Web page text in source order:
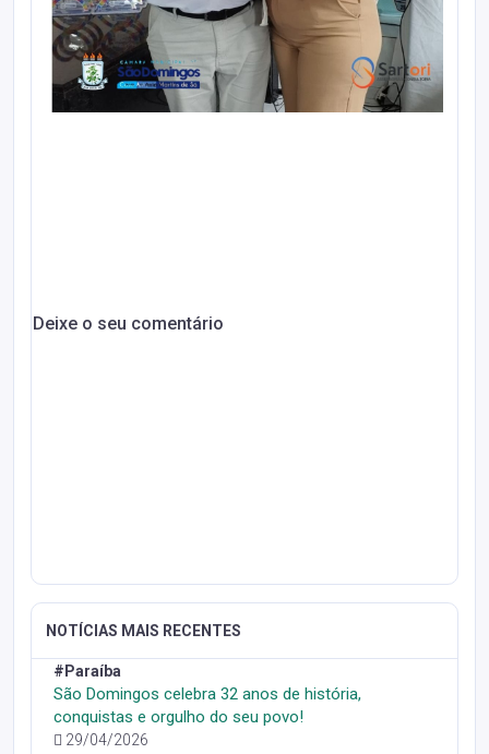
Deixe o seu comentário
NOTÍCIAS MAIS RECENTES
#Paraíba
São Domingos celebra 32 anos de história,
conquistas e orgulho do seu povo!
29/04/2026